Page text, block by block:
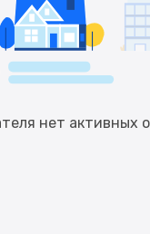
нет активных